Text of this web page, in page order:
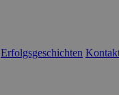
Erfolgsgeschichten